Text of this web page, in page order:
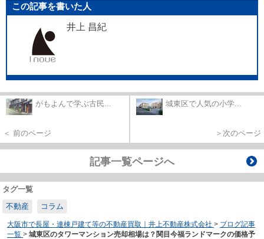
この記事を書いた人
井上 昌紀
がもよんで学ぶ古民...
＜ 前のページ
城東区で人気の小学...
＞次のページ
記事一覧ページへ
タグ一覧
不動産
コラム
大阪市で長屋・連棟戸建て等の不動産買取｜井上不動産株式会社 > ブログ記事
一覧 > 城東区のタワーマンション売却相場は？関目今福ランドマークの価格予